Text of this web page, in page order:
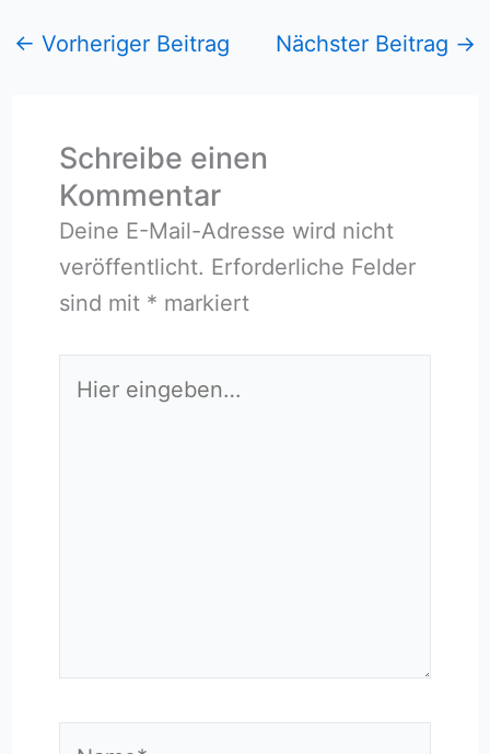
← Vorheriger Beitrag Nächster Beitrag →
Schreibe einen
Kommentar
Deine E-Mail-Adresse wird nicht
veröffentlicht. Erforderliche Felder
sind mit * markiert
eingeben…